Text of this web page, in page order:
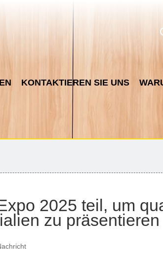
KONTAKTIEREN SIE UNS
2025 teil, um
zu präsentieren